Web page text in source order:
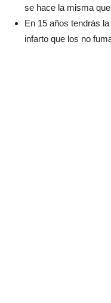
se hace la misma
En 15 años tendrás
infarto que los no